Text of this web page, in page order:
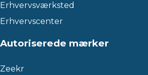
Erhvervsværksted
Erhvervscenter
Autoriserede mærker
Zeekr